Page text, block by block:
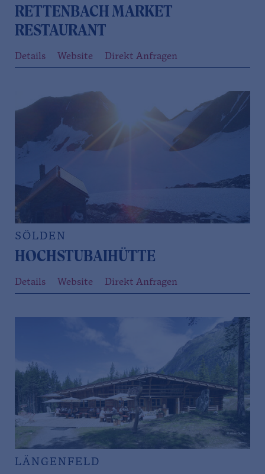
RETTENBACH MARKET
RESTAURANT
Details Website Direkt Anfragen
SÖLDEN
HOCHSTUBAIHÜTTE
Details Website Direkt Anfragen
LÄNGENFELD